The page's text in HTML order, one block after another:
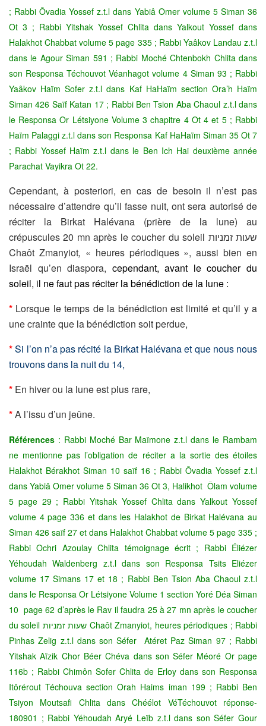
; Rabbi Ôvadia Yossef z.t.l dans Yabiâ Omer volume 5 Siman 36
Ot 3 ; Rabbi Yitshak Yossef Chlita dans Yalkout Yossef dans
Halakhot Chabbat volume 5 page 335 ; Rabbi Yaâkov Landau z.t.l
dans le Agour Siman 591 ; Rabbi Moché Chtenbokh Chlita dans
son Responsa Téchouvot Véanhagot volume 4 Siman 93 ; Rabbi
Yaâkov Haïm Sofer z.t.l dans Kaf HaHaïm section Ora’h Haïm
Siman 426 Saïf Katan 17 ; Rabbi Ben Tsion Aba Chaoul z.t.l dans
le Responsa Or Létsiyone Volume 3 chapitre 4 Ot 4 et 5 ; Rabbi
Haïm Palaggi z.t.l dans son Responsa Kaf HaHaïm Siman 35 Ot 7
; Rabbi Yossef Haïm z.t.l dans le Ben Ich Hai deuxième année
Parachat Vayikra Ot 22.
Cependant, à posteriori, en cas de besoin il n’est pas
nécessaire d’attendre qu’il fasse nuit, ont sera autorisé de
réciter la Birkat Halévana (prière de la lune) au
crépuscules 20 mn après le coucher du soleil שעות זמניות
Chaôt Zmanyiot, « heures périodiques », aussi bien en
Israël qu’en diaspora, cependant, avant le coucher du
soleil, il ne faut pas réciter la bénédiction de la lune :
* Lorsque le temps de la bénédiction est limité et qu’il y a
une crainte que la bénédiction soit perdue,
*Si l’on n’a pas récité la Birkat Halévana et que nous nous
trouvons dans la nuit du 14,
* En hiver ou la lune est plus rare,
*A l’issu d’un jeûne.
Références : Rabbi Moché Bar Maïmone z.t.l dans le Rambam
ne mentionne pas l’obligation de réciter a la sortie des étoiles
Halakhot Bérakhot Siman 10 saïf 16 ; Rabbi Ôvadia Yossef z.t.l
dans Yabiâ Omer volume 5 Siman 36 Ot 3, Halikhot Ôlam volume
5 page 29 ; Rabbi Yitshak Yossef Chlita dans Yalkout Yossef
volume 4 page 336 et dans les Halakhot de Birkat Halévana au
Siman 426 saïf 27 et dans Halakhot Chabbat volume 5 page 335 ;
Rabbi Ochri Azoulay Chlita témoignage écrit ; Rabbi Éliézer
Yéhoudah Waldenberg z.t.l dans son Responsa Tsits Eliézer
volume 17 Simans 17 et 18 ; Rabbi Ben Tsion Aba Chaoul z.t.l
dans le Responsa Or Létsiyone Volume 1 section Yoré Déa Siman
10 page 62 d’après le Rav il faudra 25 à 27 mn après le coucher
du soleil שעות זמניות Chaôt Zmanyiot, heures périodiques ; Rabbi
Pinhas Zelig z.t.l dans son Séfer Atéret Paz Siman 97 ; Rabbi
Yitshak Aïzik Chor Béer Chéva dans son Séfer Méoré Or page
116b ; Rabbi Chimôn Sofer Chlita de Erloy dans son Responsa
Itôrérout Téchouva section Orah Haims iman 199 ; Rabbi Ben
Tsiyon Moutsafi Chlita dans Chéélot VéTéchouvot réponse-
180901 ; Rabbi Yéhoudah Aryé Leïb z.t.l dans son Séfer Gour